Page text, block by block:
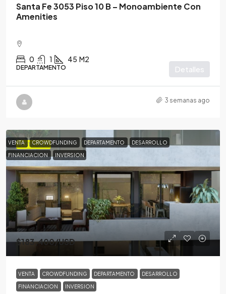
Santa Fe 3053 Piso 10 B – Monoambiente Con
Amenities
0 1 45 M2
DEPARTAMENTO Detalles
3 semanas ago
DESTACADA
VENTA CROWDFUNDING DEPARTAMENTO DESARROLLO
FINANCIACION INVERSION
$183,400/USD
VENTA CROWDFUNDING DEPARTAMENTO DESARROLLO
FINANCIACION INVERSION